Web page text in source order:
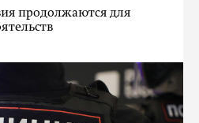
продолжаются для